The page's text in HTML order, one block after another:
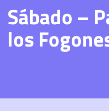
Sábado –
los